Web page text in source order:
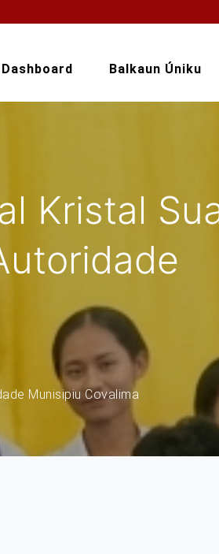
Dashboard Balkaun Úniku
Kristal
Munisipiu Covalima